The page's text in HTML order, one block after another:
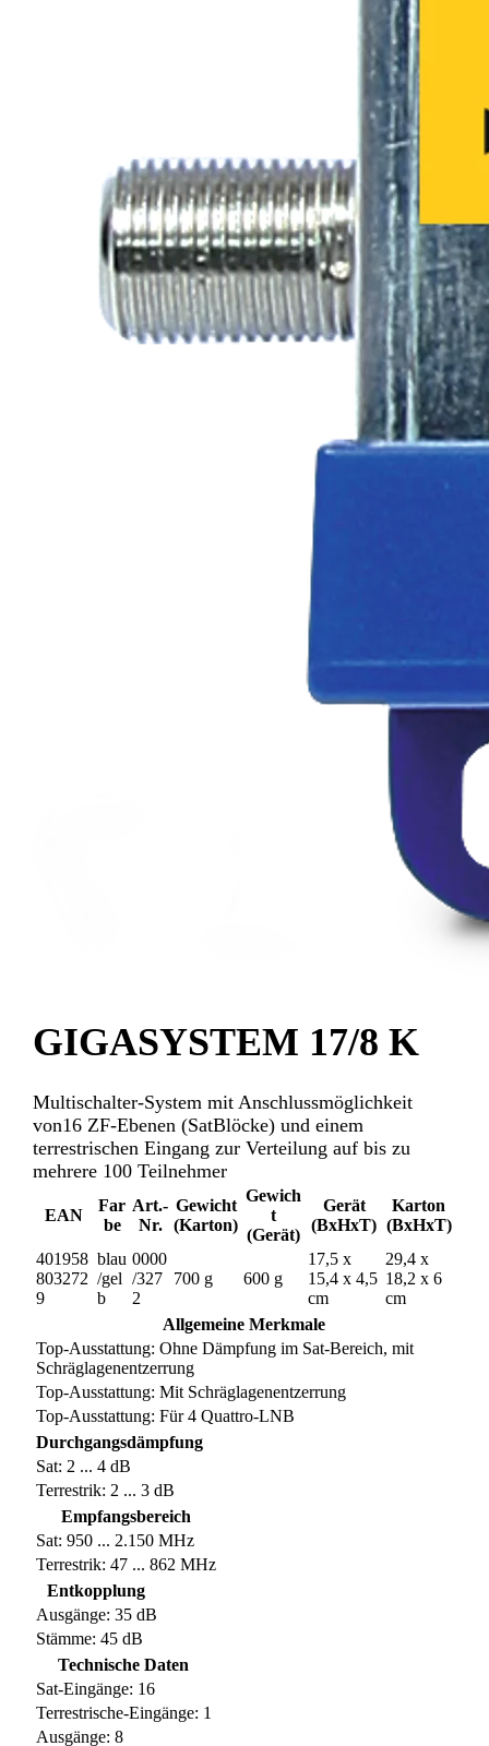
GIGASYSTEM 17/8 K
Multischalter-System mit Anschlussmöglichkeit
von16 ZF-Ebenen (SatBlöcke) und einem
terrestrischen Eingang zur Verteilung auf bis zu
mehrere 100 Teilnehmer
EAN
Far
be
Art.-
Nr.
Gewicht
(Karton)
Gewich
t
(Gerät)
Gerät
(BxHxT)
Karton
(BxHxT)
401958
803272
9
blau
/gel
b
0000
/327
2
700 g 600 g
17,5 x
15,4 x 4,5
cm
29,4 x
18,2 x 6
cm
Allgemeine Merkmale
Top-Ausstattung: Ohne Dämpfung im Sat-Bereich, mit
Schräglagenentzerrung
Top-Ausstattung: Mit Schräglagenentzerrung
Top-Ausstattung: Für 4 Quattro-LNB
Durchgangsdämpfung
Sat: 2 ... 4 dB
Terrestrik: 2 ... 3 dB
Empfangsbereich
Sat: 950 ... 2.150 MHz
Terrestrik: 47 ... 862 MHz
Entkopplung
Ausgänge: 35 dB
Stämme: 45 dB
Technische Daten
Sat-Eingänge: 16
Terrestrische-Eingänge: 1
Ausgänge: 8